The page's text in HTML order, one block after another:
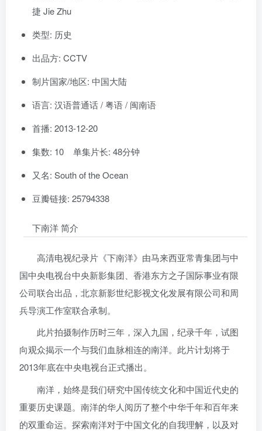
捷 Jie Zhu
类型: 历史
出品方: CCTV
制片国家/地区: 中国大陆
语言: 汉语普通话 / 粤语 / 闽南语
首播: 2013-12-20
集数: 10 单集片长: 48分钟
又名: South of the Ocean
豆瓣链接: 25794338
下南洋 简介
高清电视纪录片《下南洋》由马来西亚常青集团与中
国中央电视台中央新影集团、香港东方之子国际事业有限
公司联合出品，北京新影世纪影视文化发展有限公司和周
兵导演工作室联合承制。
此片拍摄制作历时三年，深入九国，纪录千年，试图
向观众揭示一个与我们血脉相连的南洋。此片计划将于
2013年底在中央电视台正式播出。
南洋，始终是我们研究中国传统文化和中国近代史的
重要历史课题。南洋的华人阅历了整个中华千年和百年来
的双重命运。探索南洋对于中国文化的自我理解，以及对